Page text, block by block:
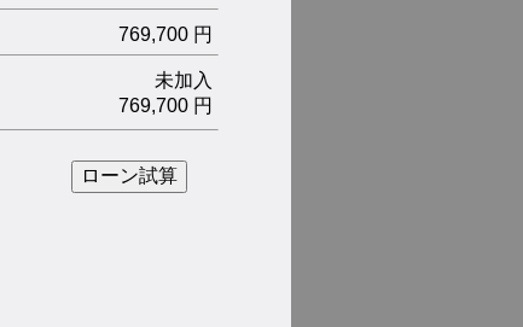
769,700 円
未加入
769,700 円